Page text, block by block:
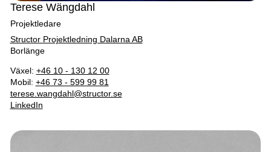
Terese Wängdahl
Projektledare
Structor Projektledning Dalarna AB
Borlänge
Växel: +46 10 - 130 12 00
Mobil: +46 73 - 599 99 81
terese.wangdahl@structor.se
LinkedIn